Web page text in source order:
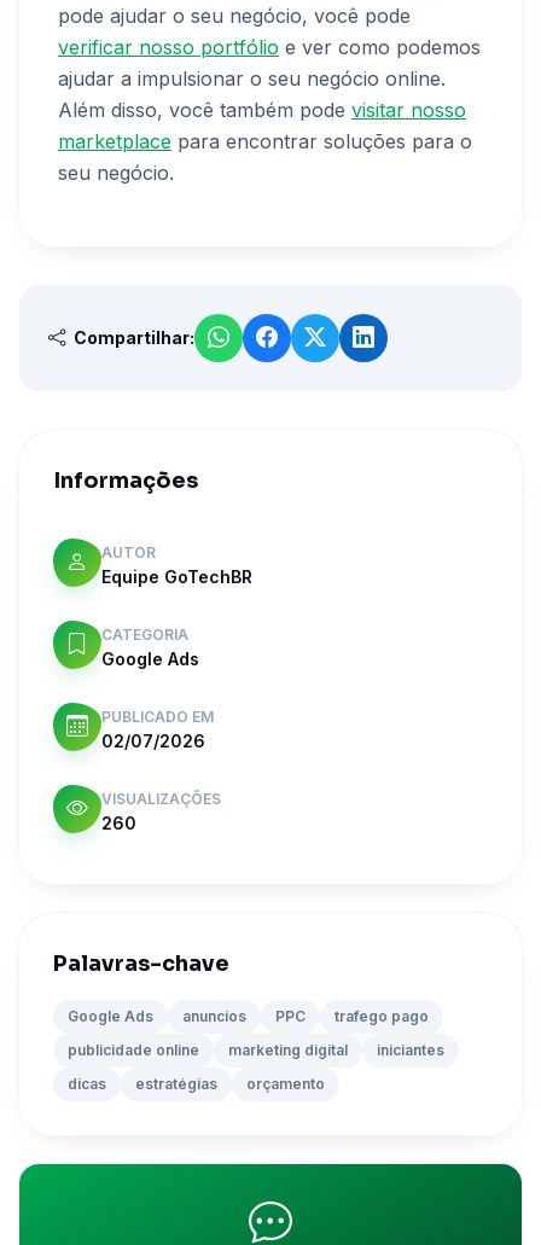
pode ajudar o seu negócio, você pode
verificar nosso portfólio e ver como podemos
ajudar a impulsionar o seu negócio online.
Além disso, você também pode visitar nosso
marketplace para encontrar soluções para o
seu negócio.
Compartilhar:
Informações
AUTOR
Equipe GoTechBR
CATEGORIA
Google Ads
PUBLICADO EM
02/07/2026
VISUALIZAÇÕES
260
Palavras-chave
Google Ads anuncios PPC
trafego pago
publicidade online
marketing digital
iniciantes
dicas
estratégias orçamento